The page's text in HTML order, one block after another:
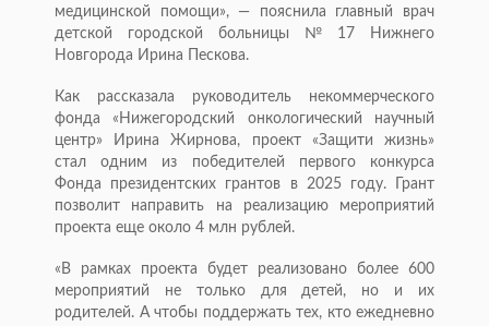
медицинской помощи», — пояснила главный врач
детской городской больницы № 17 Нижнего
Новгорода Ирина Пескова.
Как рассказала руководитель некоммерческого
фонда «Нижегородский онкологический научный
центр» Ирина Жирнова, проект «Защити жизнь»
стал одним из победителей первого конкурса
Фонда президентских грантов в 2025 году. Грант
позволит направить на реализацию мероприятий
проекта еще около 4 млн рублей.
«В рамках проекта будет реализовано более 600
мероприятий не только для детей, но и их
родителей. А чтобы поддержать тех, кто ежедневно